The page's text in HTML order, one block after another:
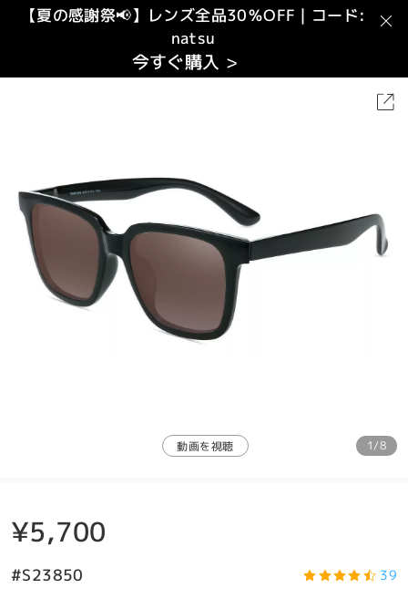
【夏の感謝祭📢】レンズ全品30％OFF｜コード:
natsu
今すぐ購入 >
動画を視聴 1/8
¥5,700
#S23850 39